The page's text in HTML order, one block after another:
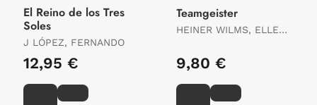
El Reino de los Tres
Soles
J LÓPEZ, FERNANDO
12,95 €
Teamgeister
HEINER WILMS, ELLEN
9,80 €